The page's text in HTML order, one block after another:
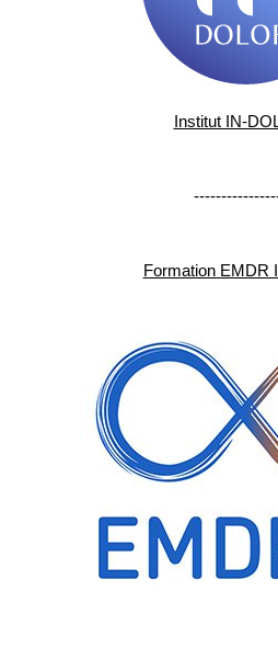
Institut IN-
Formation EMDR